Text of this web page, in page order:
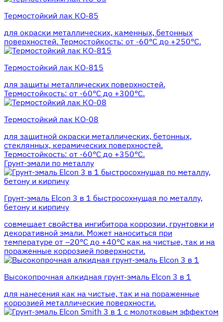
Термостойкий лак КО-85
для окраски металлических, каменных, бетонных
поверхностей. Термостойкость: от -60°С до +250°С.
Термостойкий лак КО-815
для защиты металлических поверхностей.
Термостойкость: от -60°С до +300°С.
Термостойкий лак КО-08
для защитной окраски металлических, бетонных,
стеклянных, керамических поверхностей.
Термостойкость: от -60°С до +350°С.
Грунт-эмали по металлу
Грунт-эмаль Elcon 3 в 1 быстросохнущая по металлу,
бетону и кирпичу
совмещает свойства ингибитора коррозии, грунтовки и
декоративной эмали. Может наноситься при
температуре от –20°С до +40°С как на чистые, так и на
пораженные коррозией поверхности.
Высокопрочная алкидная грунт-эмаль Elcon 3 в 1
для нанесения как на чистые, так и на пораженные
коррозией металлические поверхности.